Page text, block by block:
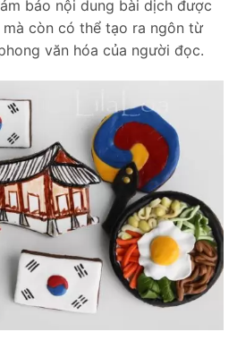
bảo nội dung bài dịch được
mà còn có thể tạo ra ngôn từ
văn hóa của người đọc.